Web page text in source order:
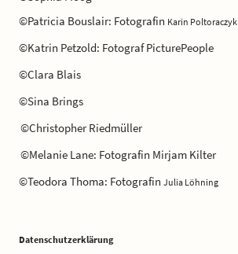
©Patricia Bouslair: Fotografin Karin Poltoraczyk
©Katrin Petzold: Fotograf PicturePeople
©Clara Blais
©Sina Brings
©Christopher Riedmüller
©Melanie Lane: Fotografin Mirjam Kilter
©Teodora Thoma: Fotografin Julia Löhning
Datenschutzerklärung